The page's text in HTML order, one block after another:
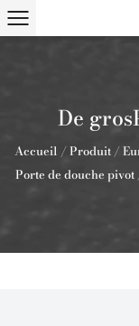
De
Accueil / Produit /
Porte de douche pivot